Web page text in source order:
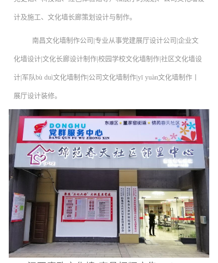
计及施工、文化墙长廊策划设计与制作。
南昌文化墙制作公司 |专业从事党建展厅设计公司|企业文
化墙设计|文化长廊设计制作|校园学校文化墙制作|社区文化墙设
计|军队bù duì文化墙制作|公司文化墙制作| yī yuàn文化墙制作丨
展厅设计装修。